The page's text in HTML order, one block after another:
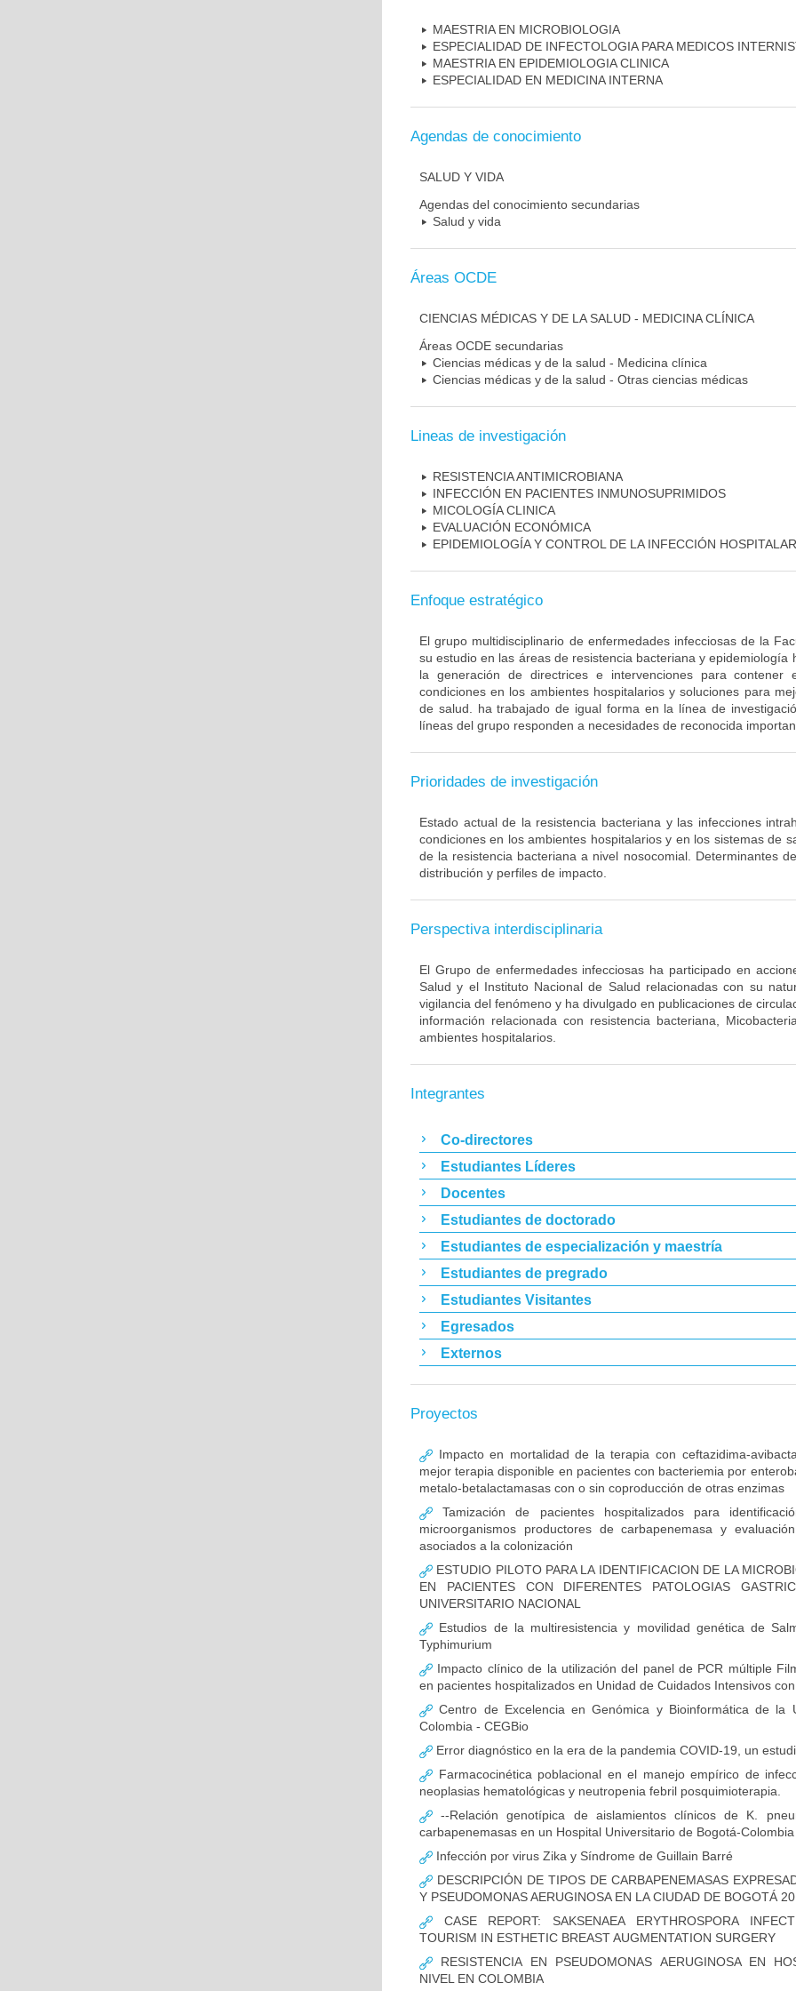
MAESTRIA EN MICROBIOLOGIA
ESPECIALIDAD DE INFECTOLOGIA PARA MEDICOS
MAESTRIA EN EPIDEMIOLOGIA CLINICA
ESPECIALIDAD EN MEDICINA INTERNA
Agendas de conocimiento
SALUD Y VIDA
Agendas del conocimiento secundarias
Salud y vida
Áreas OCDE
CIENCIAS MÉDICAS Y DE LA SALUD - MEDICINA CLÍNICA
Áreas OCDE secundarias
Ciencias médicas y de la salud - Medicina clínica
Ciencias médicas y de la salud - Otras ciencias médicas
Lineas de investigación
RESISTENCIA ANTIMICROBIANA
INFECCIÓN EN PACIENTES INMUNOSUPRIMIDOS
MICOLOGÍA CLINICA
EVALUACIÓN ECONÓMICA
EPIDEMIOLOGÍA Y CONTROL DE LA INFECCIÓN
Enfoque estratégico
El grupo multidisciplinario de enfermedades infecciosas de la
su estudio en las áreas de resistencia bacteriana y epidemiología
la generación de directrices e intervenciones para contener
condiciones en los ambientes hospitalarios y soluciones para
de salud. ha trabajado de igual forma en la línea de
líneas del grupo responden a necesidades de reconocida
Prioridades de investigación
Estado actual de la resistencia bacteriana y las infecciones
condiciones en los ambientes hospitalarios y en los sistemas de
de la resistencia bacteriana a nivel nosocomial. Determinantes
distribución y perfiles de impacto.
Perspectiva interdisciplinaria
El Grupo de enfermedades infecciosas ha participado en
Salud y el Instituto Nacional de Salud relacionadas con su
vigilancia del fenómeno y ha divulgado en publicaciones de
información relacionada con resistencia bacteriana,
ambientes hospitalarios.
Integrantes
Co-directores
Estudiantes Líderes
Docentes
Estudiantes de doctorado
Estudiantes de especialización y maestría
Estudiantes de pregrado
Estudiantes Visitantes
Egresados
Externos
Proyectos
Impacto en mortalidad de la terapia con ceftazidima-
mejor terapia disponible en pacientes con bacteriemia por
metalo-betalactamasas con o sin coproducción de otras enzimas
Tamización de pacientes hospitalizados para
microorganismos productores de carbapenemasa y
asociados a la colonización
ESTUDIO PILOTO PARA LA IDENTIFICACION DE LA
EN PACIENTES CON DIFERENTES PATOLOGIAS
UNIVERSITARIO NACIONAL
Estudios de la multiresistencia y movilidad genética de
Typhimurium
Impacto clínico de la utilización del panel de PCR múltiple
en pacientes hospitalizados en Unidad de Cuidados Intensivos
Centro de Excelencia en Genómica y Bioinformática de la
Colombia - CEGBio
Error diagnóstico en la era de la pandemia COVID-19, un
Farmacocinética poblacional en el manejo empírico de
neoplasias hematológicas y neutropenia febril posquimioterapia.
--Relación genotípica de aislamientos clínicos de K.
carbapenemasas en un Hospital Universitario de Bogotá-
Infección por virus Zika y Síndrome de Guillain Barré
DESCRIPCIÓN DE TIPOS DE CARBAPENEMASAS
Y PSEUDOMONAS AERUGINOSA EN LA CIUDAD DE BOGOTÁ
CASE REPORT: SAKSENAEA ERYTHROSPORA
TOURISM IN ESTHETIC BREAST AUGMENTATION SURGERY
RESISTENCIA EN PSEUDOMONAS AERUGINOSA EN
NIVEL EN COLOMBIA